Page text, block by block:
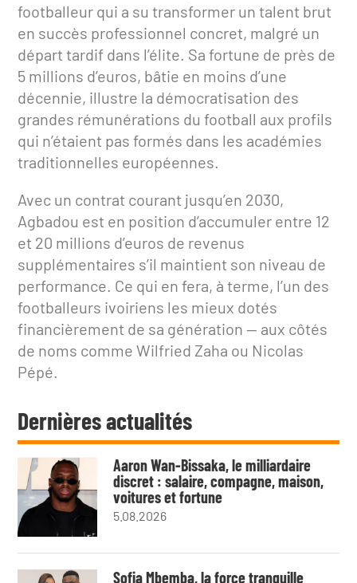
footballeur qui a su transformer un talent brut
en succès professionnel concret, malgré un
départ tardif dans l’élite. Sa fortune de près de
5 millions d’euros, bâtie en moins d’une
décennie, illustre la démocratisation des
grandes rémunérations du football aux profils
qui n’étaient pas formés dans les académies
traditionnelles européennes.
Avec un contrat courant jusqu’en 2030,
Agbadou est en position d’accumuler entre 12
et 20 millions d’euros de revenus
supplémentaires s’il maintient son niveau de
performance. Ce qui en fera, à terme, l’un des
footballeurs ivoiriens les mieux dotés
financièrement de sa génération — aux côtés
de noms comme Wilfried Zaha ou Nicolas
Pépé.
Dernières actualités
Aaron Wan-Bissaka, le milliardaire
discret : salaire, compagne, maison,
voitures et fortune
5.08.2026
Sofia Mbemba, la force tranquille